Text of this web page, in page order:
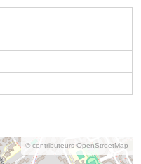
© contributeurs OpenStreetMap